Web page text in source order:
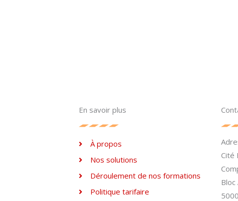
En savoir plus
À propos
Nos solutions
Déroulement de nos formations
Politique tarifaire
Cité